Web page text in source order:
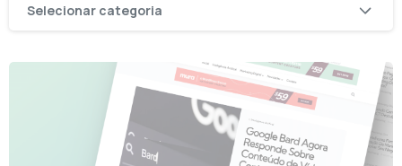
Selecionar categoria